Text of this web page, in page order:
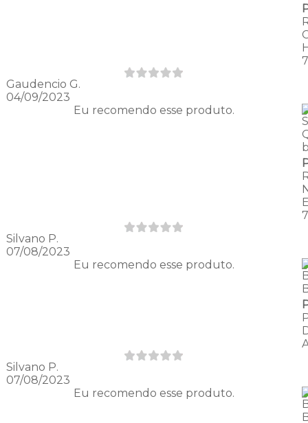
Gaudencio G.
04/09/2023
Eu recomendo esse produto.
Silvano P.
07/08/2023
Eu recomendo esse produto.
Silvano P.
07/08/2023
Eu recomendo esse produto.